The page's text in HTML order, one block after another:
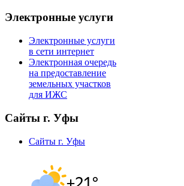
Электронные услуги
Электронные услуги
в сети интернет
Электронная очередь
на предоставление
земельных участков
для ИЖС
Сайты г. Уфы
Сайты г. Уфы